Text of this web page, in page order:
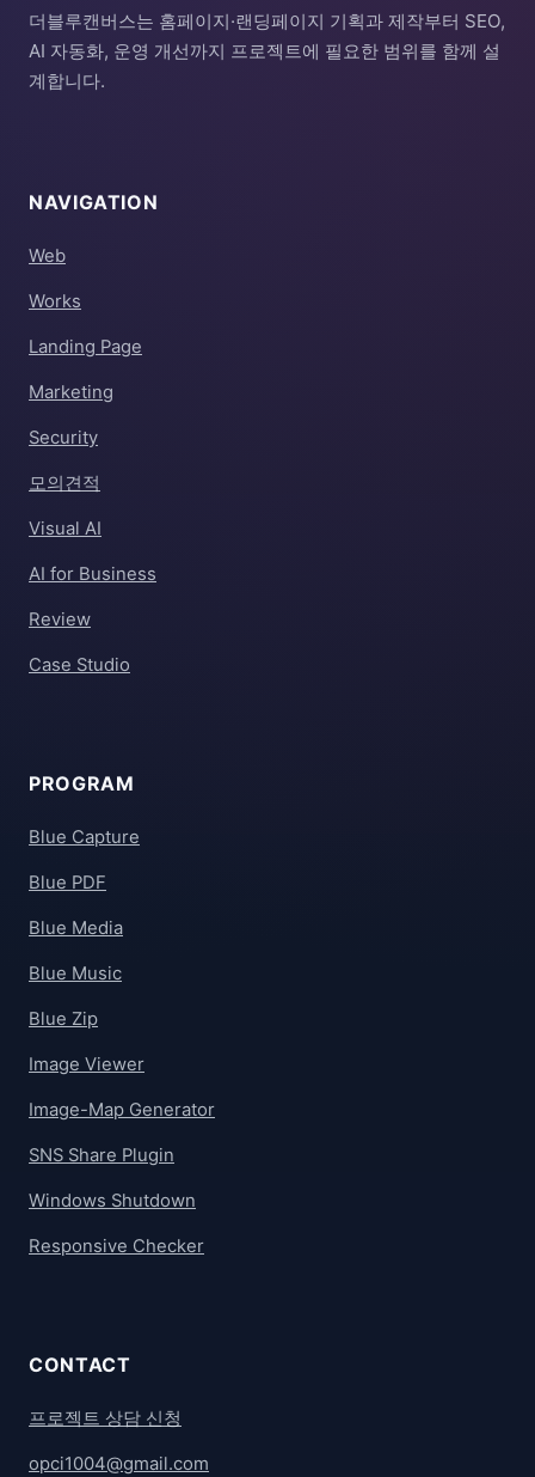
더블루캔버스는 홈페이지·랜딩페이지 기획과 제작부터 SEO,
AI 자동화, 운영 개선까지 프로젝트에 필요한 범위를 함께 설
계합니다.
NAVIGATION
Web
Works
Landing Page
Marketing
Security
모의견적
Visual AI
AI for Business
Review
Case Studio
PROGRAM
Blue Capture
Blue PDF
Blue Media
Blue Music
Blue Zip
Image Viewer
Image-Map Generator
SNS Share Plugin
Windows Shutdown
Responsive Checker
CONTACT
프로젝트 상담 신청
opci1004@gmail.com